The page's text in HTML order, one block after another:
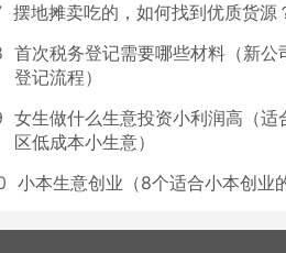
摆地摊卖吃的，如何找到优质货源
首次税务登记需要哪些材料（新公
登记流程）
女生做什么生意投资小利润高（适
区低成本小生意）
小本生意创业（8个适合小本创业